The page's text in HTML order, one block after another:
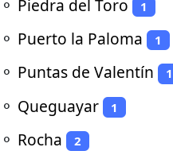
⚬ Piedra del Toro 1
⚬ Puerto la Paloma 1
⚬ Puntas de Valentín 1
⚬ Queguayar 1
⚬ Rocha 2